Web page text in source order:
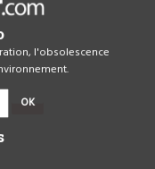
l'obsolescence
OK